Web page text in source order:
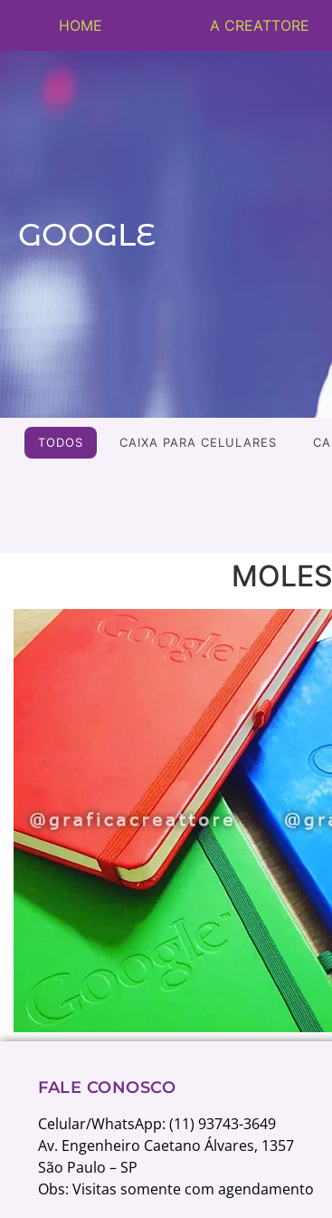
HOME A CREATTORE
GOOGLE
TODOS CAIXA PARA CELULARES
FALE CONOSCO
Celular/WhatsApp: (11) 93743-3649
Av. Engenheiro Caetano Álvares, 1357
São Paulo – SP
Obs: Visitas somente com agendamento